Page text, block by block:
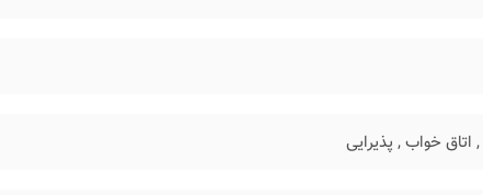
, اتاق خواب, پذیرایی